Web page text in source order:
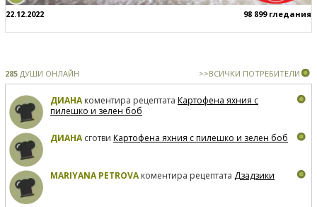
22.12.2022 98 899 гледания
285 ДУШИ ОНЛАЙН >>ВСИЧКИ ПОТРЕБИТЕЛИ
ДИАНАкоментира рецептата Картофена яхния с
пилешко и зелен боб
ДИАНАсготви Картофена яхния с пилешко и зелен боб
MARIYANA PETROVAкоментира рецептата Дзадзики